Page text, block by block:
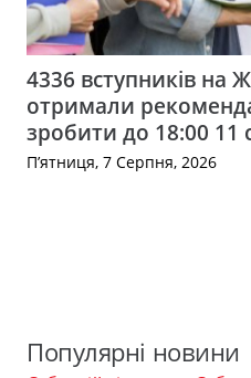
4336 вступників на
отримали
зробити до 18:00 11
П’ятниця, 7 Серпня, 2026
Популярні новини